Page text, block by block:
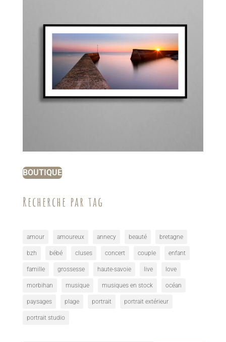
BOUTIQUE
Recherche par tag
amour amoureux annecy beauté bretagne
bzh bébé cluses concert couple enfant
famille grossesse haute-savoie live love
morbihan musique musiques en stock océan
paysages plage portrait portrait extérieur
portrait studio